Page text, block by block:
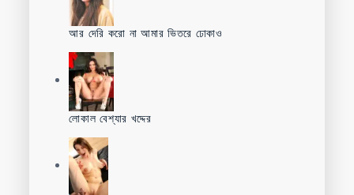
আর দেরি করো না আমার ভিতরে ঢোকাও
লোকাল বেশ্যার খদ্দের